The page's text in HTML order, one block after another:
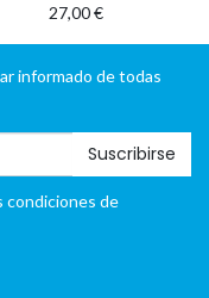
27,00€
informado de todas
Suscribirse
condiciones de